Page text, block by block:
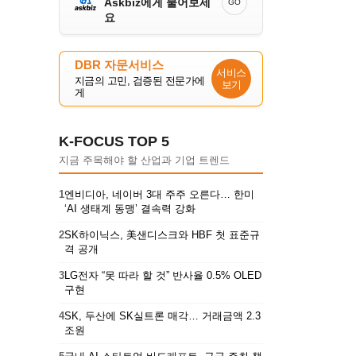
요
GO
DBR 자문서비스
지금의 고민, 검증된 전문가에
게
서비스
보기
K-FOCUS TOP 5
지금 주목해야 할 산업과 기업 트렌드
1엔비디아, 네이버 3대 주주 오른다… 한미
‘AI 생태계 동맹’ 결속력 강화
2SK하이닉스, 美샌디스크와 HBF 첫 표준규
격 공개
3LG전자 “못 따라 할 것” 반사율 0.5% OLED
구현
4SK, 두산에 SK실트론 매각… 거래금액 2.3
조원